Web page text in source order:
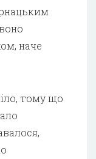
наче
тому що